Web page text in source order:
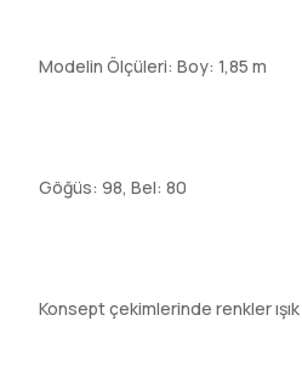
Modelin Ölçüleri: Boy: 1,85 m
Göğüs: 98, Bel: 80
Konsept çekimlerinde renkler